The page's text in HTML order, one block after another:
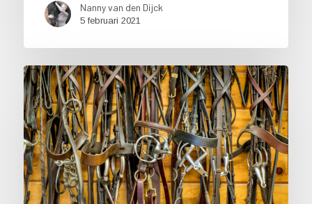
Nanny van den Dijck
5 februari 2021